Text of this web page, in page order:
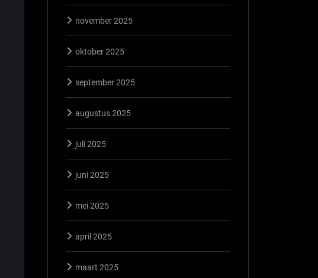
november 2025
oktober 2025
september 2025
augustus 2025
juli 2025
juni 2025
mei 2025
april 2025
maart 2025